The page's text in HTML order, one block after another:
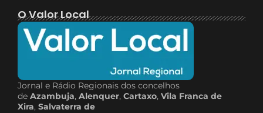
O Valor Local
Jornal e Rádio Regionais dos concelhos
de Azambuja, Alenquer, Cartaxo, Vila Franca de
Xira, Salvaterra de